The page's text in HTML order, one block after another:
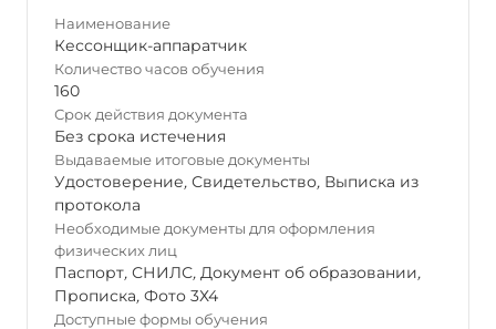
Наименование
Кессонщик-аппаратчик
Количество часов обучения
160
Срок действия документа
Без срока истечения
Выдаваемые итоговые документы
Удостоверение, Свидетельство, Выписка из
протокола
Необходимые документы для оформления
физических лиц
Паспорт, СНИЛС, Документ об образовании,
Прописка, Фото 3Х4
Доступные формы обучения